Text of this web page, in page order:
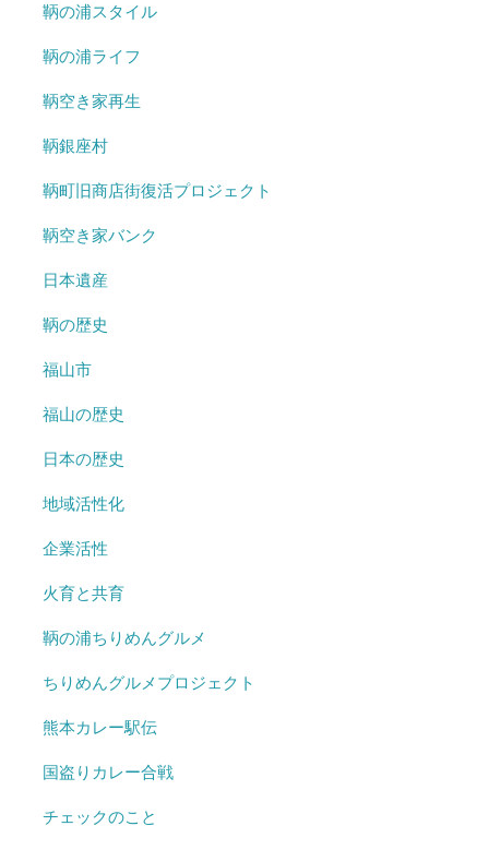
鞆の浦スタイル
鞆の浦ライフ
鞆空き家再生
鞆銀座村
鞆町旧商店街復活プロジェクト
鞆空き家バンク
日本遺産
鞆の歴史
福山市
福山の歴史
日本の歴史
地域活性化
企業活性
火育と共育
鞆の浦ちりめんグルメ
ちりめんグルメプロジェクト
熊本カレー駅伝
国盗りカレー合戦
チェックのこと